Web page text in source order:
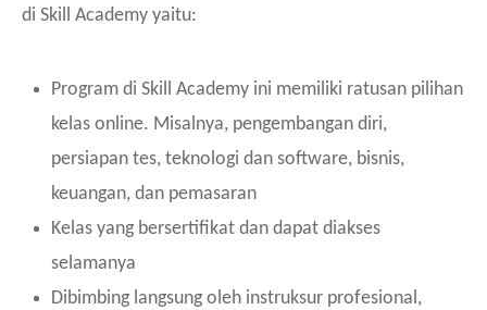
di Skill Academy yaitu:
Program di Skill Academy ini memiliki ratusan pilihan
kelas online. Misalnya, pengembangan diri,
persiapan tes, teknologi dan software, bisnis,
keuangan, dan pemasaran
Kelas yang bersertifikat dan dapat diakses
selamanya
Dibimbing langsung oleh instruksur profesional,